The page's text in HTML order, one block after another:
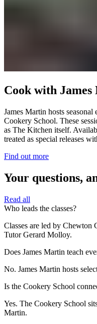
Cook with James Martin​​​​‌
James Martin hosts
Cookery School. These
as The Kitchen itself.
treated as special releases within the wider cookery calendar.​​​​‌
Find out more​​​​‌ ‍ ​‍​‍‌‍ ‌ ​‍‌‍‍‌‌‍‌ ‌‍‍‌‌‍ ‍​‍​‍​ ‍‍​‍​‍‌ ​ ‌‍​‌‌‍ ‍‌‍‍‌‌ ‌​‌ ‍‌​‍ ‍‌‍‍‌‌‍ ​‍​‍​‍ ​​‍​‍‌‍‍​‌ ​‍‌‍‌‌‌‍‌‍​‍​‍​ ‍‍​‍​‍‌‍‍​‌ ‌​‌ ‌​‌ ​​‌ ​ ​ ‍‍​‍ ​‍ ‌‍ ​​‍ ‌‌‍​‌‌‍ ‍‌‍‌​​‍ ‌‌ ​‍​‍ ‌‌‍‍​‌‍ ‌ ‌​‌‍‌‌‌‍ ​‌ ​ ​‍ ‌‌ ​ ‌ ‌​‌ ‌‌‌‍‌​‌‍‍‌‌‍ ​‍ ‍‌ ‌‍‌‍‌‌‌ ​‍‌‍​ ‌‍‌‌‌‍ ​​‍ ‍‌‍​‌‌ ​​‌ ​​​‍ ‌‍‍‌‌‍ ‍‌ ‌​‌‍‌‌‌‍ ‍‌ ‌​​‍ ‌‍‌‌‌‍‌​‌‍‍‌‌ ‌​​‍ ‌‍ ‌‌‍ ‌‍‌​‌‍‌‌​ ‌‌ ​​‌ ​‍‌‍‌‌‌ ​ ‌‍‌‌‌‍ ‍‌ ‌​‌‍​‌‌ ‌​‌‍‍‌‌‍ ‌‍ ‍​ ‍ ‌‍‍‌‌‍‌​​ ‌‌‍‍​‌‍ ‌ ‌​‌‍‌‌‌‍ ​‌​​ ‌‍ ​‌‍​‌‌ ​ ‌ ​ ‌​‍‌‌‍ ‍‌‍‌​‌‍‌‌‌ ‍​​‍ ‌​ ‍‌​ ​ ​ ‌‌​ ‌‌​ ​‍‌‍​‌​ ‌‍‌‍​ ​‍ ‌​ ​​​ ​‌‌‍‌​​ ‍‌​‍ ‌​ ‌​​ ‌‍​ ‌‌‌‍‌​​‍ ‌‌‍​‍​ ‌ ​ ​ ​ ‌‍​‍ ‌​ ‌‍​ ‍​​ ‌​‌‍​‍‌‍​ ​ ‌‌​ ​‍‌‍​‍​ ‌‍​ ​​​ ‌‌​ ‌‌​ ‍ ‌ ‌​‌ ‍‌‌ ​​‌‍‌‌​ ‌‌‍‍​‌‍ ‌ ‌​‌‍‌‌‌‍ ​‌​​ ‌‍ ​‌‍​‌‌ ​ ‌ ​ ‌​‍‌‌‍ ‍‌‍‌​‌‍‌‌‌ ‍​​ ‍ ‌ ​​‌‍​‌‌ ‌​‌‍‍​​ ‌‌ ​​‌‍​‌‌‍‌ ‌‍‌‌‌​​‍‌ ‌‌‌‍‍‌‌‍ ​‌‍‌​‌‍‌‌‌ ​‍​‍‌‌​ ‌‌‌​​‍‌‌ ‌‍‍ ‌‍‌‌‌ ‍‌​‍‌‌​ ​ ‌​‌​​‍‌‌​ ​ ‌​‌​​‍‌‌​ ​‍​ ​‍​ ​​​ ​‌‌‍​‍​ ‍‌​ ‌‍‌‍​‌‌‍‌‍‌‍​‌​ ‌​‌‍‌‍‌‍​ ​ ‌​​‍‌‌​ ​‍​ ​‍​‍‌‌​ ‌‌‌​‌​​‍ ‍‌ ​ ‌‍‌‌‌‍​ ‌‍ ‌‍ ‍‌‍‌​‌‍​‌‌ ​‍‌ ‍‌‌​​ ‌ ‌​‌‍​‌​‍ ‍‌‍ ​‌‍​‌‌‍​‍‌‍‌‌‌‍ ​​ ‌‍​‍‌‍​‌‌ ​ ‌‍‌‌‌‌‌‌‌ ​‍‌‍ ​​ ‌‌‍‍​‌ ‌​‌ ‌​‌ ​​‌ ​ ​‍‌‌​ ​ ‌​​‌​‍‌‌​ ​‍‌​‌‍​‍‌‌​ ​‍‌​‌‍‌‍ ​​‍ ‌‌‍​‌‌‍ ‍‌‍‌​​‍ ‌‌ ​‍​‍ ‌‌‍‍​‌‍ ‌ ‌​‌‍‌‌‌‍ ​‌ ​ ​‍ ‌‌ ​ ‌ ‌​‌ ‌‌‌‍‌​‌‍‍‌‌‍ ​‍ ‍‌ ‌‍‌‍‌‌‌ ​‍‌‍​ ‌‍‌‌‌‍ ​​‍ ‍‌‍​‌‌ ​​‌ ​​​‍‌‍‌‍‍‌‌‍‌​​ ‌‌‍‍​‌‍ ‌ ‌​‌‍‌‌‌‍ ​‌​​ ‌‍ ​‌‍​‌‌ ​ ‌ ​ ‌​‍‌‌‍ ‍‌‍‌​‌‍‌‌‌ ‍​​‍ ‌​ ‍‌​ ​ ​ ‌‌​ ‌‌​ ​‍‌‍​‌​ ‌‍‌‍​ ​‍ ‌​ ​​​ ​‌‌‍‌​​ ‍‌​‍ ‌​ ‌​​ ‌‍​ ‌‌‌‍‌​​‍ ‌‌‍​‍​ ‌ ​ ​ ​ ‌‍​‍ ‌​ ‌‍​ ‍​​ ‌​‌‍​‍‌‍​ ​ ‌‌​ ​‍‌‍​‍​ ‌‍​ ​​​ ‌‌​ ‌‌​‍‌‍‌ ‌​‌ ‍‌‌ ​​‌‍‌‌​ ‌‌‍‍​‌‍ ‌ ‌​‌‍‌‌‌‍ ​‌​​ ‌‍ ​‌‍​‌‌ ​ ‌ ​ ‌​‍‌‌‍ ‍‌‍‌​‌‍‌‌‌ ‍​​‍‌‍‌ ​​‌‍​‌‌ ‌​‌‍‍​​ ‌‌ ​​‌‍​‌‌‍‌ ‌‍‌‌‌​​‍‌ ‌‌‌‍‍‌‌‍ ​‌‍‌​‌‍‌‌‌ ​‍​‍‌‌​ ‌‌‌​​‍‌‌ ‌‍‍ ‌‍‌‌‌ ‍‌​‍‌‌​ ​ ‌​‌​​‍‌‌​ ​ ‌​‌​​‍‌‌​ ​‍​ ​‍​ ​​​ ​‌‌‍​‍​ ‍‌​ ‌‍‌‍​‌‌‍‌‍‌‍​‌​ ‌​‌‍‌‍‌‍​ ​ ‌​​‍‌‌​ ​‍​ ​‍​‍‌‌​ ‌‌‌​‌​​‍ ‍‌ ​ ‌‍‌‌‌‍​ ‌‍ ‌‍ ‍‌‍‌​‌‍​‌‌ ​‍‌ ‍‌‌​​ ‌ ‌​‌‍​‌​‍ ‍‌‍ ​‌‍​‌‌‍​‍‌‍‌‌‌‍ ​​‍‌‍‌ ​​‌‍‌‌‌ ​‍‌ ​ ‌ ​​‌‍‌‌‌‍​ ‌ ‌​‌‍‍‌‌ ‌‍‌‍‌‌​ ‌‌ ​​‌ ‌‌‌‍​‍‌‍ ​‌‍‍‌‌ ​ ‌‍‍​‌‍‌‌‌‍‌​​‍​‍‌ ‌
Your questions, answered​​​​‌
Read all​​​​‌ ‍ ​‍​‍‌‍ ‌ ​‍‌‍‍‌‌‍‌ ‌‍‍‌‌‍ ‍​‍​‍​ ‍‍​‍​‍‌ ​ ‌‍​‌‌‍ ‍‌‍‍‌‌ ‌​‌ ‍‌​‍ ‍‌‍‍‌‌‍ ​‍​‍​‍ ​​‍​‍‌‍‍​‌ ​‍‌‍‌‌‌‍‌‍​‍​‍​ ‍‍​‍​‍‌‍‍​‌ ‌​‌ ‌​‌ ​​‌ ​ ​ ‍‍​‍ ​‍ ‌‍ ​​‍ ‌‌‍​‌‌‍ ‍‌‍‌​​‍ ‌‌ ​‍​‍ ‌‌‍‍​‌‍ ‌ ‌​‌‍‌‌‌‍ ​‌ ​ ​‍ ‌‌ ​ ‌ ‌​‌ ‌‌‌‍‌​‌‍‍‌‌‍ ​‍ ‍‌ ‌‍‌‍‌‌‌ ​‍‌‍​ ‌‍‌‌‌‍ ​​‍ ‍‌‍​‌‌ ​​‌ ​​​‍ ‌‍‍‌‌‍ ‍‌ ‌​‌‍‌‌‌‍ ‍‌ ‌​​‍ ‌‍‌‌‌‍‌​‌‍‍‌‌ ‌​​‍ ‌‍ ‌‌‍ ‌‍‌​‌‍‌‌​ ‌‌ ​​‌ ​‍‌‍‌‌‌ ​ ‌‍‌‌‌‍ ‍‌ ‌​‌‍​‌‌ ‌​‌‍‍‌‌‍ ‌‍ ‍​ ‍ ‌‍‍‌‌‍‌​​ ‌‌‍‍​‌‍ ‌ ‌​‌‍‌‌‌‍ ​‌​​ ‌‍ ​‌‍​‌‌ ​ ‌ ​ ‌​‍‌‌‍ ‍‌‍‌​‌‍‌‌‌ ‍​​‍ ‌​ ‍‌​ ​ ​ ‌‌​ ‌‌​ ​‍‌‍​‌​ ‌‍‌‍​ ​‍ ‌​ ​​​ ​‌‌‍‌​​ ‍‌​‍ ‌​ ‌​​ ‌‍​ ‌‌‌‍‌​​‍ ‌‌‍​‍​ ‌ ​ ​ ​ ‌‍​‍ ‌​ ‌‍​ ‍​​ ‌​‌‍​‍‌‍​ ​ ‌‌​ ​‍‌‍​‍​ ‌‍​ ​​​ ‌‌​ ‌‌​ ‍ ‌ ‌​‌ ‍‌‌ ​​‌‍‌‌​ ‌‌‍‍​‌‍ ‌ ‌​‌‍‌‌‌‍ ​‌​​ ‌‍ ​‌‍​‌‌ ​ ‌ ​ ‌​‍‌‌‍ ‍‌‍‌​‌‍‌‌‌ ‍​​ ‍ ‌ ​​‌‍​‌‌ ‌​‌‍‍​​ ‌‌ ​​‌‍​‌‌‍‌ ‌‍‌‌‌​​‍‌ ‌‌‌‍‍‌‌‍ ​‌‍‌​‌‍‌‌‌ ​‍​‍‌‌​ ‌‌‌​​‍‌‌ ‌‍‍ ‌‍‌‌‌ ‍‌​‍‌‌​ ​ ‌​‌​​‍‌‌​ ​ ‌​‌​​‍‌‌​ ​‍​ ​‍‌‍‌​​ ‍​​ ​‌​ ​​​ ‌ ‌‍‌‍​ ​ ‌‍​‍‌‍‌‍‌‍​ ​ ​​​ ‍‌​‍‌‌​ ​‍​ ​‍​‍‌‌​ ‌‌‌​‌​​‍ ‍‌ ​ ‌‍‌‌‌‍​ ‌‍ ‌‍ ‍‌‍‌​‌‍​‌‌ ​‍‌ ‍‌‌​​ ‌ ‌​‌‍​‌​‍ ‍‌‍ ​‌‍​‌‌‍​‍‌‍‌‌‌‍ ​​ ‌‍​‍‌‍​‌‌ ​ ‌‍‌‌‌‌‌‌‌ ​‍‌‍ ​​ ‌‌‍‍​‌ ‌​‌ ‌​‌ ​​‌ ​ ​‍‌‌​ ​ ‌​​‌​‍‌‌​ ​‍‌​‌‍​‍‌‌​ ​‍‌​‌‍‌‍ ​​‍ ‌‌‍​‌‌‍ ‍‌‍‌​​‍ ‌‌ ​‍​‍ ‌‌‍‍​‌‍ ‌ ‌​‌‍‌‌‌‍ ​‌ ​ ​‍ ‌‌ ​ ‌ ‌​‌ ‌‌‌‍‌​‌‍‍‌‌‍ ​‍ ‍‌ ‌‍‌‍‌‌‌ ​‍‌‍​ ‌‍‌‌‌‍ ​​‍ ‍‌‍​‌‌ ​​‌ ​​​‍‌‍‌‍‍‌‌‍‌​​ ‌‌‍‍​‌‍ ‌ ‌​‌‍‌‌‌‍ ​‌​​ ‌‍ ​‌‍​‌‌ ​ ‌ ​ ‌​‍‌‌‍ ‍‌‍‌​‌‍‌‌‌ ‍​​‍ ‌​ ‍‌​ ​ ​ ‌‌​ ‌‌​ ​‍‌‍​‌​ ‌‍‌‍​ ​‍ ‌​ ​​​ ​‌‌‍‌​​ ‍‌​‍ ‌​ ‌​​ ‌‍​ ‌‌‌‍‌​​‍ ‌‌‍​‍​ ‌ ​ ​ ​ ‌‍​‍ ‌​ ‌‍​ ‍​​ ‌​‌‍​‍‌‍​ ​ ‌‌​ ​‍‌‍​‍​ ‌‍​ ​​​ ‌‌​ ‌‌​‍‌‍‌ ‌​‌ ‍‌‌ ​​‌‍‌‌​ ‌‌‍‍​‌‍ ‌ ‌​‌‍‌‌‌‍ ​‌​​ ‌‍ ​‌‍​‌‌ ​ ‌ ​ ‌​‍‌‌‍ ‍‌‍‌​‌‍‌‌‌ ‍​​‍‌‍‌ ​​‌‍​‌‌ ‌​‌‍‍​​ ‌‌ ​​‌‍​‌‌‍‌ ‌‍‌‌‌​​‍‌ ‌‌‌‍‍‌‌‍ ​‌‍‌​‌‍‌‌‌ ​‍​‍‌‌​ ‌‌‌​​‍‌‌ ‌‍‍ ‌‍‌‌‌ ‍‌​‍‌‌​ ​ ‌​‌​​‍‌‌​ ​ ‌​‌​​‍‌‌​ ​‍​ ​‍‌‍‌​​ ‍​​ ​‌​ ​​​ ‌ ‌‍‌‍​ ​ ‌‍​‍‌‍‌‍‌‍​ ​ ​​​ ‍‌​‍‌‌​ ​‍​ ​‍​‍‌‌​ ‌‌‌​‌​​‍ ‍‌ ​ ‌‍‌‌‌‍​ ‌‍ ‌‍ ‍‌‍‌​‌‍​‌‌ ​‍‌ ‍‌‌​​ ‌ ‌​‌‍​‌​‍ ‍‌‍ ​‌‍​‌‌‍​‍‌‍‌‌‌‍ ​​‍‌‍‌ ​​‌‍‌‌‌ ​‍‌ ​ ‌ ​​‌‍‌‌‌‍​ ‌ ‌​‌‍‍‌‌ ‌‍‌‍‌‌​ ‌‌ ​​‌ ‌‌‌‍​‍‌‍ ​‌‍‍‌‌ ​ ‌‍‍​‌‍‌‌‌‍‌​​‍​‍‌ ‌
Who leads the classes?​​​​‌ ‍ ​‍​‍‌‍ ‌ ​‍‌‍‍‌‌‍‌ ‌‍‍‌‌‍ ‍​‍​‍​ ‍‍​‍​‍‌ ​ ‌‍​‌‌‍ ‍‌‍‍‌‌ ‌​‌ ‍‌​‍ ‍‌‍‍‌‌‍ ​‍​‍​‍ ​​‍​‍‌‍‍​‌ ​‍‌‍‌‌‌‍‌‍​‍​‍​ ‍‍​‍​‍‌‍‍​‌ ‌​‌ ‌​‌ ​​‌ ​ ​ ‍‍​‍ ​‍ ‌‍ ​​‍ ‌‌‍​‌‌‍ ‍‌‍‌​​‍ ‌‌ ​‍​‍ ‌‌‍‍​‌‍ ‌ ‌​‌‍‌‌‌‍ ​‌ ​ ​‍ ‌‌ ​ ‌ ‌​‌ ‌‌‌‍‌​‌‍‍‌‌‍ ​‍ ‍‌ ‌‍‌‍‌‌‌ ​‍‌‍​ ‌‍‌‌‌‍ ​​‍ ‍‌‍​‌‌ ​​‌ ​​​‍ ‌‍‍‌‌‍ ‍‌ ‌​‌‍‌‌‌‍ ‍‌ ‌​​‍ ‌‍‌‌‌‍‌​‌‍‍‌‌ ‌​​‍ ‌‍ ‌‌‍ ‌‍‌​‌‍‌‌​ ‌‌ ​​‌ ​‍‌‍‌‌‌ ​ ‌‍‌‌‌‍ ‍‌ ‌​‌‍​‌‌ ‌​‌‍‍‌‌‍ ‌‍ ‍​ ‍ ‌‍‍‌‌‍‌​​ ‌‌‍‌‍​ ‌‌​ ‍​​ ‌ ​ ​‍​ ​‍​ ‌‌​ ​‌​‍ ‌​ ‍‌‌‍‌‍​ ​‍​ ​ ​‍ ‌​ ‌​‌‍‌‌​ ‌‌‌‍​‍​‍ ‌‌‍​‍‌‍​‍​ ‌ ‌‍‌​​‍ ‌​ ‌‌‌‍‌‍​ ‌ ​ ‌‌​ ‌ ​ ​ ​ ‍​‌‍‌‌‌‍​ ​ ​ ​ ‌‌​ ​‍​ ‍ ‌ ‌​‌ ‍‌‌ ​​‌‍‌‌​ ‌‌‍‍​‌‍ ‌ ‌​‌‍‌‌‌‍ ​‌​‌‍‌‍​‌‌ ​‌​ ‍ ‌ ​​‌‍​‌‌ ‌​‌‍‍​​ ‌‌ ​‌‌ ‌‌‌‍‌‌‌ ​ ‌ ‌​‌‍‍‌‌‍ ‌‍ ‍​ ‌‍​‍‌‍​‌‌ ​ ‌‍‌‌‌‌‌‌‌ ​‍‌‍ ​​ ‌‌‍‍​‌ ‌​‌ ‌​‌ ​​‌ ​ ​‍‌‌​ ​ ‌​​‌​‍‌‌​ ​‍‌​‌‍​‍‌‌​ ​‍‌​‌‍‌‍ ​​‍ ‌‌‍​‌‌‍ ‍‌‍‌​​‍ ‌‌ ​‍​‍ ‌‌‍‍​‌‍ ‌ ‌​‌‍‌‌‌‍ ​‌ ​ ​‍ ‌‌ ​ ‌ ‌​‌ ‌‌‌‍‌​‌‍‍‌‌‍ ​‍ ‍‌ ‌‍‌‍‌‌‌ ​‍‌‍​ ‌‍‌‌‌‍ ​​‍ ‍‌‍​‌‌ ​​‌ ​​​‍‌‍‌‍‍‌‌‍‌​​ ‌‌‍‌‍​ ‌‌​ ‍​​ ‌ ​ ​‍​ ​‍​ ‌‌​ ​‌​‍ ‌​ ‍‌‌‍‌‍​ ​‍​ ​ ​‍ ‌​ ‌​‌‍‌‌​ ‌‌‌‍​‍​‍ ‌‌‍​‍‌‍​‍​ ‌ ‌‍‌​​‍ ‌​ ‌‌‌‍‌‍​ ‌ ​ ‌‌​ ‌ ​ ​ ​ ‍​‌‍‌‌‌‍​ ​ ​ ​ ‌‌​ ​‍​‍‌‍‌ ‌​‌ ‍‌‌ ​​‌‍‌‌​ ‌‌‍‍​‌‍ ‌ ‌​‌‍‌‌‌‍ ​‌​‌‍‌‍​‌‌ ​‌​‍‌‍‌ ​​‌‍​‌‌ ‌​‌‍‍​​ ‌‌ ​‌‌ ‌‌‌‍‌‌‌ ​ ‌ ‌​‌‍‍‌‌‍ ‌‍ ‍​‍‌‍‌ ​​‌‍‌‌‌ ​‍‌ ​ ‌ ​​‌‍‌‌‌‍​ ‌ ‌​‌‍‍‌‌ ‌‍‌‍‌‌​ ‌‌ ​​‌ ‌‌‌‍​‍‌‍ ​‌‍‍‌‌ ​ ‌‍‍​‌‍‌‌‌‍‌​​‍​‍‌ ‌
Classes are led by Chewton
Tutor Gerard Molloy.​​​​‌ ‍ ​‍​‍‌‍ ‌ ​‍‌‍‍‌‌‍‌ ‌‍‍‌‌‍ ‍​‍​‍​ ‍‍​‍​‍‌ ​ ‌‍​‌‌‍ ‍‌‍‍‌‌ ‌​‌ ‍‌​‍ ‍‌‍‍‌‌‍ ​‍​‍​‍ ​​‍​‍‌‍‍​‌ ​‍‌‍‌‌‌‍‌‍​‍​‍​ ‍‍​‍​‍‌‍‍​‌ ‌​‌ ‌​‌ ​​‌ ​ ​ ‍‍​‍ ​‍ ‌‍ ​​‍ ‌‌‍​‌‌‍ ‍‌‍‌​​‍ ‌‌ ​‍​‍ ‌‌‍‍​‌‍ ‌ ‌​‌‍‌‌‌‍ ​‌ ​ ​‍ ‌‌ ​ ‌ ‌​‌ ‌‌‌‍‌​‌‍‍‌‌‍ ​‍ ‍‌ ‌‍‌‍‌‌‌ ​‍‌‍​ ‌‍‌‌‌‍ ​​‍ ‍‌‍​‌‌ ​​‌ ​​​‍ ‌‍‍‌‌‍ ‍‌ ‌​‌‍‌‌‌‍ ‍‌ ‌​​‍ ‌‍‌‌‌‍‌​‌‍‍‌‌ ‌​​‍ ‌‍ ‌‌‍ ‌‍‌​‌‍‌‌​ ‌‌ ​​‌ ​‍‌‍‌‌‌ ​ ‌‍‌‌‌‍ ‍‌ ‌​‌‍​‌‌ ‌​‌‍‍‌‌‍ ‌‍ ‍​ ‍ ‌‍‍‌‌‍‌​​ ‌‌‍‌‍​ ‌‌​ ‍​​ ‌ ​ ​‍​ ​‍​ ‌‌​ ​‌​‍ ‌​ ‍‌‌‍‌‍​ ​‍​ ​ ​‍ ‌​ ‌​‌‍‌‌​ ‌‌‌‍​‍​‍ ‌‌‍​‍‌‍​‍​ ‌ ‌‍‌​​‍ ‌​ ‌‌‌‍‌‍​ ‌ ​ ‌‌​ ‌ ​ ​ ​ ‍​‌‍‌‌‌‍​ ​ ​ ​ ‌‌​ ​‍​ ‍ ‌ ‌​‌ ‍‌‌ ​​‌‍‌‌​ ‌‌‍‍​‌‍ ‌ ‌​‌‍‌‌‌‍ ​‌​‌‍‌‍​‌‌ ​‌​ ‍ ‌ ​​‌‍​‌‌ ‌​‌‍‍​​ ‌‌‍​‌‌‍ ‍‌ ​ ‌ ‌ ‌‍‌‌‌ ​‍​‍‌‌​ ‌‌‌​​‍‌‌ ‌‍‍ ‌‍‌‌‌ ‍‌​‍‌‌​ ​ ‌​‌​​‍‌‌​ ​ ‌​‌​​‍‌‌​ ​‍​ ​‍‌‍​‌‌‍‌‍‌‍​ ​ ​‌​ ‍​​ ‌‌​ ‌​​ ​‌‌‍‌​‌‍​‍​ ‌‌‌‍​‌​‍‌‌​ ​‍​ ​‍​‍‌‌​ ‌‌‌​‌​​‍ ‍‌‍​ ‌‍‍​‌‍‍‌‌‍ ​‌‍‌​‌ ​‍‌‍‌‌‌‍ ‍​‍‌‌​ ‌‌‌​​‍‌‌ ‌‍‍ ‌‍‌‌‌ ‍‌​‍‌‌​ ​ ‌​‌​​‍‌‌​ ​ ‌​‌​​‍‌‌​ ​‍​ ​‍‌‍‌​​ ​​​ ​​​ ​‍​ ‌‍​ ‌ ​ ​‍​ ​ ​ ‍​​ ‍‌​ ​‍​ ‌‍​‍‌‌​ ​‍​ ​‍​‍‌‌​ ‌‌‌​‌​​‍ ‍‌ ‌​‌‍‌‌‌ ‍​‌ ‌​​ ‌‍​‍‌‍​‌‌ ​ ‌‍‌‌‌‌‌‌‌ ​‍‌‍ ​​ ‌‌‍‍​‌ ‌​‌ ‌​‌ ​​‌ ​ ​‍‌‌​ ​ ‌​​‌​‍‌‌​ ​‍‌​‌‍​‍‌‌​ ​‍‌​‌‍‌‍ ​​‍ ‌‌‍​‌‌‍ ‍‌‍‌​​‍ ‌‌ ​‍​‍ ‌‌‍‍​‌‍ ‌ ‌​‌‍‌‌‌‍ ​‌ ​ ​‍ ‌‌ ​ ‌ ‌​‌ ‌‌‌‍‌​‌‍‍‌‌‍ ​‍ ‍‌ ‌‍‌‍‌‌‌ ​‍‌‍​ ‌‍‌‌‌‍ ​​‍ ‍‌‍​‌‌ ​​‌ ​​​‍‌‍‌‍‍‌‌‍‌​​ ‌‌‍‌‍​ ‌‌​ ‍​​ ‌ ​ ​‍​ ​‍​ ‌‌​ ​‌​‍ ‌​ ‍‌‌‍‌‍​ ​‍​ ​ ​‍ ‌​ ‌​‌‍‌‌​ ‌‌‌‍​‍​‍ ‌‌‍​‍‌‍​‍​ ‌ ‌‍‌​​‍ ‌​ ‌‌‌‍‌‍​ ‌ ​ ‌‌​ ‌ ​ ​ ​ ‍​‌‍‌‌‌‍​ ​ ​ ​ ‌‌​ ​‍​‍‌‍‌ ‌​‌ ‍‌‌ ​​‌‍‌‌​ ‌‌‍‍​‌‍ ‌ ‌​‌‍‌‌‌‍ ​‌​‌‍‌‍​‌‌ ​‌​‍‌‍‌ ​​‌‍​‌‌ ‌​‌‍‍​​ ‌‌‍​‌‌‍ ‍‌ ​ ‌ ‌ ‌‍‌‌‌ ​‍​‍‌‌​ ‌‌‌​​‍‌‌ ‌‍‍ ‌‍‌‌‌ ‍‌​‍‌‌​ ​ ‌​‌​​‍‌‌​ ​ ‌​‌​​‍‌‌​ ​‍​ ​‍‌‍​‌‌‍‌‍‌‍​ ​ ​‌​ ‍​​ ‌‌​ ‌​​ ​‌‌‍‌​‌‍​‍​ ‌‌‌‍​‌​‍‌‌​ ​‍​ ​‍​‍‌‌​ ‌‌‌​‌​​‍ ‍‌‍​ ‌‍‍​‌‍‍‌‌‍ ​‌‍‌​‌ ​‍‌‍‌‌‌‍ ‍​‍‌‌​ ‌‌‌​​‍‌‌ ‌‍‍ ‌‍‌‌‌ ‍‌​‍‌‌​ ​ ‌​‌​​‍‌‌​ ​ ‌​‌​​‍‌‌​ ​‍​ ​‍‌‍‌​​ ​​​ ​​​ ​‍​ ‌‍​ ‌ ​ ​‍​ ​ ​ ‍​​ ‍‌​ ​‍​ ‌‍​‍‌‌​ ​‍​ ​‍​‍‌‌​ ‌‌‌​‌​​‍ ‍‌ ‌​‌‍‌‌‌ ‍​‌ ‌​​‍‌‍‌ ​​‌‍‌‌‌ ​‍‌ ​ ‌ ​​‌‍‌‌‌‍​ ‌ ‌​‌‍‍‌‌ ‌‍‌‍‌‌​ ‌‌ ​​‌ ‌‌‌‍​‍‌‍ ​‌‍‍‌‌ ​ ‌‍‍​‌‍‌‌‌‍‌​​‍​‍‌ ‌
Does James Martin teach every class?​​​​‌
No. James Martin hosts selected exclusive classes when available.​​​​‌
Is the Cookery School connected to The Kitchen restaurant?​​​​‌
Yes. The Cookery School
Martin.​​​​‌ ‍ ​‍​‍‌‍ ‌ ​‍‌‍‍‌‌‍‌ ‌‍‍‌‌‍ ‍​‍​‍​ ‍‍​‍​‍‌ ​ ‌‍​‌‌‍ ‍‌‍‍‌‌ ‌​‌ ‍‌​‍ ‍‌‍‍‌‌‍ ​‍​‍​‍ ​​‍​‍‌‍‍​‌ ​‍‌‍‌‌‌‍‌‍​‍​‍​ ‍‍​‍​‍‌‍‍​‌ ‌​‌ ‌​‌ ​​‌ ​ ​ ‍‍​‍ ​‍ ‌‍ ​​‍ ‌‌‍​‌‌‍ ‍‌‍‌​​‍ ‌‌ ​‍​‍ ‌‌‍‍​‌‍ ‌ ‌​‌‍‌‌‌‍ ​‌ ​ ​‍ ‌‌ ​ ‌ ‌​‌ ‌‌‌‍‌​‌‍‍‌‌‍ ​‍ ‍‌ ‌‍‌‍‌‌‌ ​‍‌‍​ ‌‍‌‌‌‍ ​​‍ ‍‌‍​‌‌ ​​‌ ​​​‍ ‌‍‍‌‌‍ ‍‌ ‌​‌‍‌‌‌‍ ‍‌ ‌​​‍ ‌‍‌‌‌‍‌​‌‍‍‌‌ ‌​​‍ ‌‍ ‌‌‍ ‌‍‌​‌‍‌‌​ ‌‌ ​​‌ ​‍‌‍‌‌‌ ​ ‌‍‌‌‌‍ ‍‌ ‌​‌‍​‌‌ ‌​‌‍‍‌‌‍ ‌‍ ‍​ ‍ ‌‍‍‌‌‍‌​​ ‌​ ‌‍‌‍​‍‌‍‌‍‌‍‌‍‌‍​‍‌‍‌‌​ ‌ ​ ​‌​‍ ‌‌‍‌‍​ ‌‌‌‍‌‌​ ‌‍​‍ ‌​ ‌​​ ​‌​ ​‌‌‍​ ​‍ ‌‌‍​‌‌‍‌‍‌‍‌‍​ ​‌​‍ ‌​ ‍​​ ​‍​ ‍​​ ‍​​ ‍‌​ ‍‌‌‍​‌‌‍‌​‌‍​‌​ ​​​ ​ ​ ‌‌​ ‍ ‌ ‌​‌ ‍‌‌ ​​‌‍‌‌​ ‌‌‍‍​‌‍ ‌ ‌​‌‍‌‌‌‍ ​‌​‌‍‌‍​‌‌ ​‌​ ‍ ‌ ​​‌‍​‌‌ ‌​‌‍‍​​ ‌‌‍​‌‌‍ ‍‌ ​ ‌ ‌ ‌‍‌‌‌ ​‍​‍‌‌​ ‌‌‌​​‍‌‌ ‌‍‍ ‌‍‌‌‌ ‍‌​‍‌‌​ ​ ‌​‌​​‍‌‌​ ​ ‌​‌​​‍‌‌​ ​‍​ ​‍​ ‍‌​ ​‌​ ‍‌​ ​‌​ ‌‌​ ‌​‌‍​‍​ ​‍‌‍​‍​ ‍‌‌‍‌​‌‍​‌​‍‌‌​ ​‍​ ​‍​‍‌‌​ ‌‌‌​‌​​‍ ‍‌‍​ ‌‍‍​‌‍‍‌‌‍ ​‌‍‌​‌ ​‍‌‍‌‌‌‍ ‍​‍‌‌​ ‌‌‌​​‍‌‌ ‌‍‍ ‌‍‌‌‌ ‍‌​‍‌‌​ ​ ‌​‌​​‍‌‌​ ​ ‌​‌​​‍‌‌​ ​‍​ ​‍‌‍‌​‌‍‌‍​ ​‌​ ​‍‌‍​ ​ ‌ ​ ‌‌‌‍‌​​ ​ ​ ‍​​ ​‍​ ‌‌​‍‌‌​ ​‍​ ​‍​‍‌‌​ ‌‌‌​‌​​‍ ‍‌ ‌​‌‍‌‌‌ ‍​‌ ‌​​ ‌‍​‍‌‍​‌‌ ​ ‌‍‌‌‌‌‌‌‌ ​‍‌‍ ​​ ‌‌‍‍​‌ ‌​‌ ‌​‌ ​​‌ ​ ​‍‌‌​ ​ ‌​​‌​‍‌‌​ ​‍‌​‌‍​‍‌‌​ ​‍‌​‌‍‌‍ ​​‍ ‌‌‍​‌‌‍ ‍‌‍‌​​‍ ‌‌ ​‍​‍ ‌‌‍‍​‌‍ ‌ ‌​‌‍‌‌‌‍ ​‌ ​ ​‍ ‌‌ ​ ‌ ‌​‌ ‌‌‌‍‌​‌‍‍‌‌‍ ​‍ ‍‌ ‌‍‌‍‌‌‌ ​‍‌‍​ ‌‍‌‌‌‍ ​​‍ ‍‌‍​‌‌ ​​‌ ​​​‍‌‍‌‍‍‌‌‍‌​​ ‌​ ‌‍‌‍​‍‌‍‌‍‌‍‌‍‌‍​‍‌‍‌‌​ ‌ ​ ​‌​‍ ‌‌‍‌‍​ ‌‌‌‍‌‌​ ‌‍​‍ ‌​ ‌​​ ​‌​ ​‌‌‍​ ​‍ ‌‌‍​‌‌‍‌‍‌‍‌‍​ ​‌​‍ ‌​ ‍​​ ​‍​ ‍​​ ‍​​ ‍‌​ ‍‌‌‍​‌‌‍‌​‌‍​‌​ ​​​ ​ ​ ‌‌​‍‌‍‌ ‌​‌ ‍‌‌ ​​‌‍‌‌​ ‌‌‍‍​‌‍ ‌ ‌​‌‍‌‌‌‍ ​‌​‌‍‌‍​‌‌ ​‌​‍‌‍‌ ​​‌‍​‌‌ ‌​‌‍‍​​ ‌‌‍​‌‌‍ ‍‌ ​ ‌ ‌ ‌‍‌‌‌ ​‍​‍‌‌​ ‌‌‌​​‍‌‌ ‌‍‍ ‌‍‌‌‌ ‍‌​‍‌‌​ ​ ‌​‌​​‍‌‌​ ​ ‌​‌​​‍‌‌​ ​‍​ ​‍​ ‍‌​ ​‌​ ‍‌​ ​‌​ ‌‌​ ‌​‌‍​‍​ ​‍‌‍​‍​ ‍‌‌‍‌​‌‍​‌​‍‌‌​ ​‍​ ​‍​‍‌‌​ ‌‌‌​‌​​‍ ‍‌‍​ ‌‍‍​‌‍‍‌‌‍ ​‌‍‌​‌ ​‍‌‍‌‌‌‍ ‍​‍‌‌​ ‌‌‌​​‍‌‌ ‌‍‍ ‌‍‌‌‌ ‍‌​‍‌‌​ ​ ‌​‌​​‍‌‌​ ​ ‌​‌​​‍‌‌​ ​‍​ ​‍‌‍‌​‌‍‌‍​ ​‌​ ​‍‌‍​ ​ ‌ ​ ‌‌‌‍‌​​ ​ ​ ‍​​ ​‍​ ‌‌​‍‌‌​ ​‍​ ​‍​‍‌‌​ ‌‌‌​‌​​‍ ‍‌ ‌​‌‍‌‌‌ ‍​‌ ‌​​‍‌‍‌ ​​‌‍‌‌‌ ​‍‌ ​ ‌ ​​‌‍‌‌‌‍​ ‌ ‌​‌‍‍‌‌ ‌‍‌‍‌‌​ ‌‌ ​​‌ ‌‌‌‍​‍‌‍ ​‌‍‍‌‌ ​ ‌‍‍​‌‍‌‌‌‍‌​​‍​‍‌ ‌